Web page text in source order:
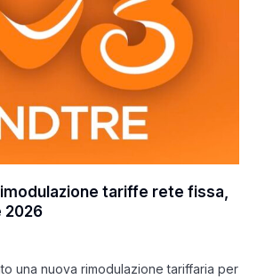
tariffe rete fissa,
2026
una nuova rimodulazione tariffaria per